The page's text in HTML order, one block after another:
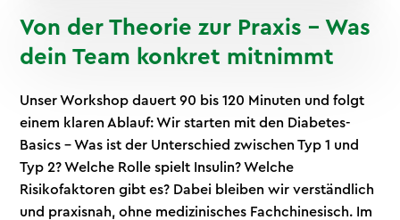
Von der Theorie zur Praxis – Was
dein Team konkret mitnimmt
Unser Workshop dauert 90 bis 120 Minuten und folgt
einem klaren Ablauf: Wir starten mit den Diabetes-
Basics – Was ist der Unterschied zwischen Typ 1 und
Typ 2? Welche Rolle spielt Insulin? Welche
Risikofaktoren gibt es? Dabei bleiben wir verständlich
und praxisnah, ohne medizinisches Fachchinesisch. Im